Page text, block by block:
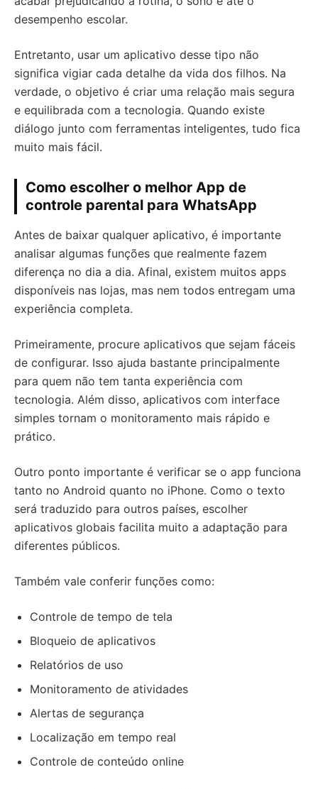
desempenho escolar.
Entretanto, usar um aplicativo desse tipo não
significa vigiar cada detalhe da vida dos filhos. Na
verdade, o objetivo é criar uma relação mais segura
e equilibrada com a tecnologia. Quando existe
diálogo junto com ferramentas inteligentes, tudo fica
muito mais fácil.
Como escolher o melhor App de
controle parental para WhatsApp
Antes de baixar qualquer aplicativo, é importante
analisar algumas funções que realmente fazem
diferença no dia a dia. Afinal, existem muitos apps
disponíveis nas lojas, mas nem todos entregam uma
experiência completa.
Primeiramente, procure aplicativos que sejam fáceis
de configurar. Isso ajuda bastante principalmente
para quem não tem tanta experiência com
tecnologia. Além disso, aplicativos com interface
simples tornam o monitoramento mais rápido e
prático.
Outro ponto importante é verificar se o app funciona
tanto no Android quanto no iPhone. Como o texto
será traduzido para outros países, escolher
aplicativos globais facilita muito a adaptação para
diferentes públicos.
Também vale conferir funções como:
Controle de tempo de tela
Bloqueio de aplicativos
Relatórios de uso
Monitoramento de atividades
Alertas de segurança
Localização em tempo real
Controle de conteúdo online